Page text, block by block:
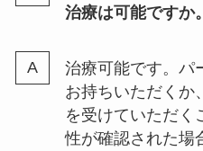
治療は可能ですか。
治療可能です。パ
お持ちいただくか
を受けていただく
性が確認された場